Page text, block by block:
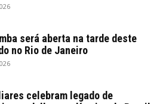
será aberta na tarde deste
no Rio de Janeiro
celebram legado de